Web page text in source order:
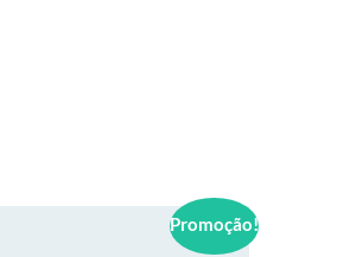
Promoção!